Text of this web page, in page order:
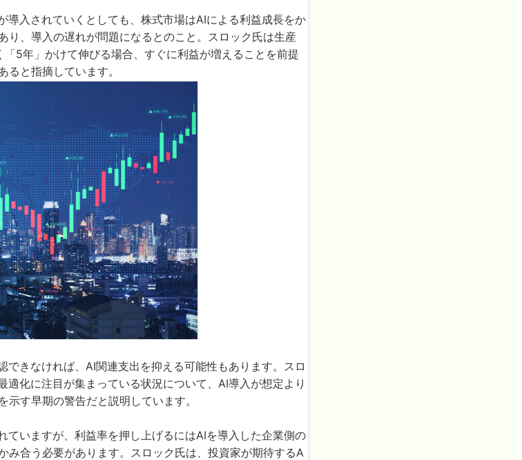
導入されていくとしても、株式市場はAIによる利益成長をか
り、導入の遅れが問題になるとのこと。スロック氏は生産
5年」かけて伸びる場合、すぐに利益が増えることを前提
ると指摘しています。
できなければ、AI関連支出を抑える可能性もあります。スロ
適化に注目が集まっている状況について、AI導入が想定より
す早期の警告だと説明しています。
ていますが、利益率を押し上げるにはAIを導入した企業側の
み合う必要があります。スロック氏は、投資家が期待するA